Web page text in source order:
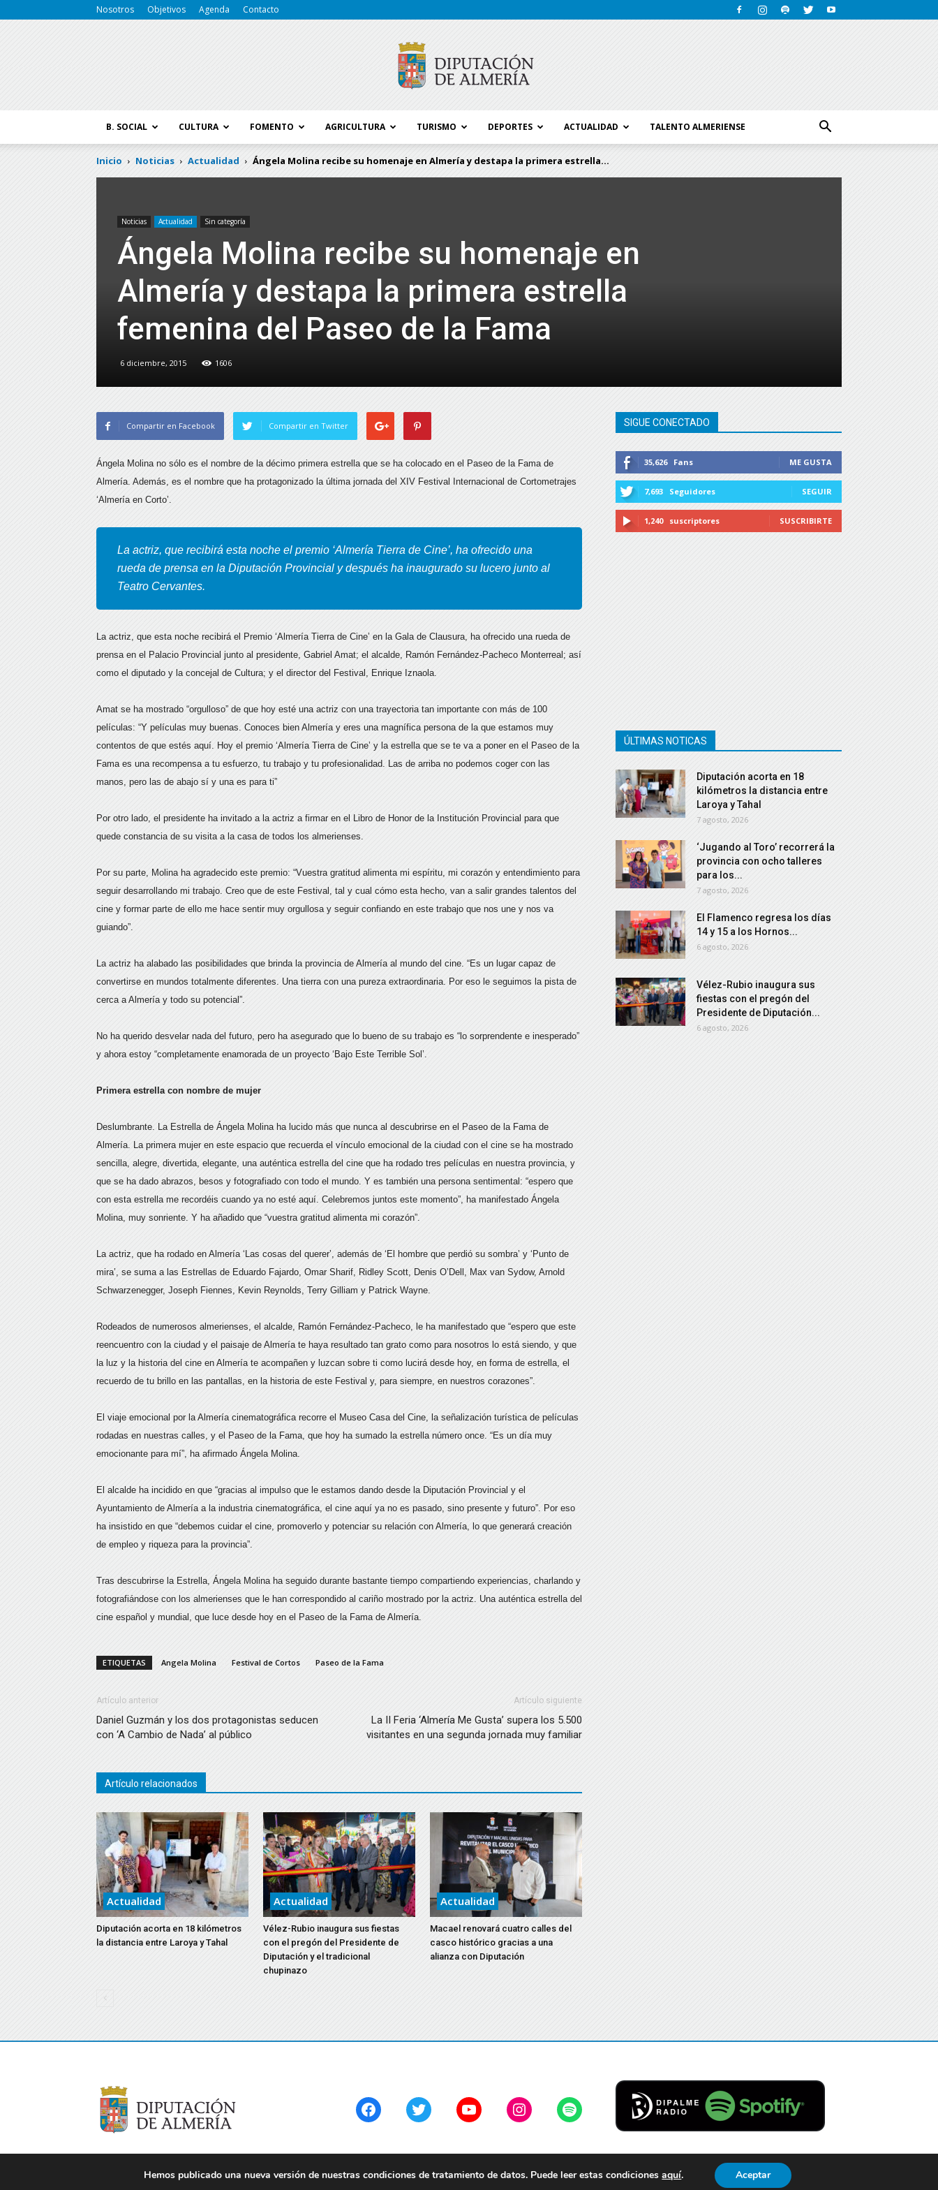
Nosotros Objetivos Agenda Contacto
de
B. SOCIAL CULTURA FOMENTO AGRICULTURA TURISMO DEPORTES ACTUALIDAD TALENTO ALMERIENSE
Inicio Noticias Actualidad Ángela Molina recibe su homenaje en Almería y destapa la primera estrella...
Noticias Actualidad Sin categoría
Ángela Molina recibe su homenaje en
Almería y destapa la primera estrella
femenina del Paseo de la Fama
6 diciembre, 2015 1606
Compartir en Facebook Compartir en Twitter
Ángela Molina no sólo es el nombre de la décimo primera estrella que se ha colocado en el Paseo de la Fama de
Almería. Además, es el nombre que ha protagonizado la última jornada del XIV Festival Internacional de Cortometrajes
‘Almería en Corto’.
La actriz, que recibirá esta noche el premio ‘Almería Tierra de Cine’, ha ofrecido una
rueda de prensa en la Diputación Provincial y después ha inaugurado su lucero junto al
Teatro Cervantes.
La actriz, que esta noche recibirá el Premio ‘Almería Tierra de Cine’ en la Gala de Clausura, ha ofrecido una rueda de
prensa en el Palacio Provincial junto al presidente, Gabriel Amat; el alcalde, Ramón Fernández-Pacheco Monterreal; así
como el diputado y la concejal de Cultura; y el director del Festival, Enrique Iznaola.
Amat se ha mostrado “orgulloso” de que hoy esté una actriz con una trayectoria tan importante con más de 100
películas: “Y películas muy buenas. Conoces bien Almería y eres una magnífica persona de la que estamos muy
contentos de que estés aquí. Hoy el premio ‘Almería Tierra de Cine’ y la estrella que se te va a poner en el Paseo de la
Fama es una recompensa a tu esfuerzo, tu trabajo y tu profesionalidad. Las de arriba no podemos coger con las
manos, pero las de abajo sí y una es para ti”
Por otro lado, el presidente ha invitado a la actriz a firmar en el Libro de Honor de la Institución Provincial para que
quede constancia de su visita a la casa de todos los almerienses.
Por su parte, Molina ha agradecido este premio: “Vuestra gratitud alimenta mi espíritu, mi corazón y entendimiento para
seguir desarrollando mi trabajo. Creo que de este Festival, tal y cual cómo esta hecho, van a salir grandes talentos del
cine y formar parte de ello me hace sentir muy orgullosa y seguir confiando en este trabajo que nos une y nos va
guiando”.
La actriz ha alabado las posibilidades que brinda la provincia de Almería al mundo del cine. “Es un lugar capaz de
convertirse en mundos totalmente diferentes. Una tierra con una pureza extraordinaria. Por eso le seguimos la pista de
cerca a Almería y todo su potencial”.
No ha querido desvelar nada del futuro, pero ha asegurado que lo bueno de su trabajo es “lo sorprendente e inesperado”
y ahora estoy “completamente enamorada de un proyecto ‘Bajo Este Terrible Sol’.
Primera estrella con nombre de mujer
Deslumbrante. La Estrella de Ángela Molina ha lucido más que nunca al descubrirse en el Paseo de la Fama de
Almería. La primera mujer en este espacio que recuerda el vínculo emocional de la ciudad con el cine se ha mostrado
sencilla, alegre, divertida, elegante, una auténtica estrella del cine que ha rodado tres películas en nuestra provincia, y
que se ha dado abrazos, besos y fotografiado con todo el mundo. Y es también una persona sentimental: “espero que
con esta estrella me recordéis cuando ya no esté aquí. Celebremos juntos este momento”, ha manifestado Ángela
Molina, muy sonriente. Y ha añadido que “vuestra gratitud alimenta mi corazón”.
La actriz, que ha rodado en Almería ‘Las cosas del querer’, además de ‘El hombre que perdió su sombra’ y ‘Punto de
mira’, se suma a las Estrellas de Eduardo Fajardo, Omar Sharif, Ridley Scott, Denis O’Dell, Max van Sydow, Arnold
Schwarzenegger, Joseph Fiennes, Kevin Reynolds, Terry Gilliam y Patrick Wayne.
Rodeados de numerosos almerienses, el alcalde, Ramón Fernández-Pacheco, le ha manifestado que “espero que este
reencuentro con la ciudad y el paisaje de Almería te haya resultado tan grato como para nosotros lo está siendo, y que
la luz y la historia del cine en Almería te acompañen y luzcan sobre ti como lucirá desde hoy, en forma de estrella, el
recuerdo de tu brillo en las pantallas, en la historia de este Festival y, para siempre, en nuestros corazones”.
El viaje emocional por la Almería cinematográfica recorre el Museo Casa del Cine, la señalización turística de películas
rodadas en nuestras calles, y el Paseo de la Fama, que hoy ha sumado la estrella número once. “Es un día muy
emocionante para mí”, ha afirmado Ángela Molina.
El alcalde ha incidido en que “gracias al impulso que le estamos dando desde la Diputación Provincial y el
Ayuntamiento de Almería a la industria cinematográfica, el cine aquí ya no es pasado, sino presente y futuro”. Por eso
ha insistido en que “debemos cuidar el cine, promoverlo y potenciar su relación con Almería, lo que generará creación
de empleo y riqueza para la provincia”.
Tras descubrirse la Estrella, Ángela Molina ha seguido durante bastante tiempo compartiendo experiencias, charlando y
fotografiándose con los almerienses que le han correspondido al cariño mostrado por la actriz. Una auténtica estrella del
cine español y mundial, que luce desde hoy en el Paseo de la Fama de Almería.
ETIQUETAS Angela Molina Festival de Cortos Paseo de la Fama
Artículo anterior
Daniel Guzmán y los dos protagonistas seducen
con ‘A Cambio de Nada’ al público
Artículo siguiente
La II Feria ‘Almería Me Gusta’ supera los 5.500
visitantes en una segunda jornada muy familiar
Artículo relacionados
Actualidad
Diputación acorta en 18 kilómetros
la distancia entre Laroya y Tahal
Actualidad
Vélez-Rubio inaugura sus fiestas
con el pregón del Presidente de
Diputación y el tradicional
chupinazo
Actualidad
Macael renovará cuatro calles del
casco histórico gracias a una
alianza con Diputación
SIGUE CONECTADO
35,626 Fans ME GUSTA
7,693 Seguidores SEGUIR
1,240 suscriptores SUSCRIBIRTE
ÚLTIMAS NOTICAS
Diputación acorta en 18
kilómetros la distancia entre
Laroya y Tahal
7 agosto, 2026
‘Jugando al Toro’ recorrerá la
provincia con ocho talleres
para los...
7 agosto, 2026
El Flamenco regresa los días
14 y 15 a los Hornos...
6 agosto, 2026
Vélez-Rubio inaugura sus
fiestas con el pregón del
Presidente de Diputación...
6 agosto, 2026
FacebookTwitterYouTubeInstagramSpotify
Contacto Aviso Legal Privacidad
© 2021 Diputación de Almería. Todos los derechos reservados.
Hemos publicado una nueva versión de nuestras condiciones de tratamiento de datos. Puede leer estas condicionesaquí. Aceptar